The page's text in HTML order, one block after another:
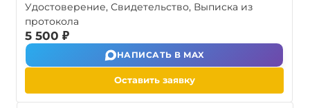
Удостоверение, Свидетельство, Выписка из
протокола
5 500 ₽
НАПИСАТЬ В MAX
Оставить заявку